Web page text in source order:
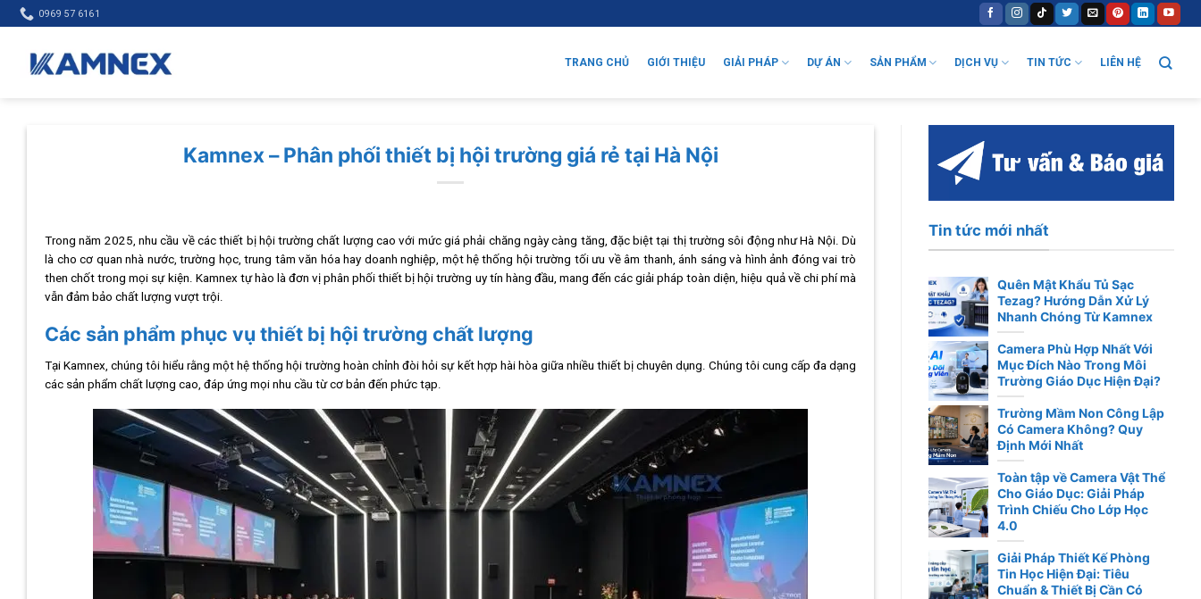
Skip
to
0969 57 6161
TRANG CHỦ GIỚI THIỆU GIẢI PHÁP DỰ ÁN SẢN PHẨM DỊCH VỤ TIN TỨC LIÊN HỆ
Kamnex – Phân phối thiết bị hội trường giá rẻ tại Hà Nội
Trong năm 2025, nhu cầu về các thiết bị hội trường chất lượng cao với mức giá phải chăng ngày càng tăng, đặc biệt tại thị trường sôi động như Hà Nội. Dù
là cho cơ quan nhà nước, trường học, trung tâm văn hóa hay doanh nghiệp, một hệ thống hội trường tối ưu về âm thanh, ánh sáng và hình ảnh đóng vai trò
then chốt trong mọi sự kiện. Kamnex tự hào là đơn vị phân phối thiết bị hội trường uy tín hàng đầu, mang đến các giải pháp toàn diện, hiệu quả về chi phí mà
vẫn đảm bảo chất lượng vượt trội.
Các sản phẩm phục vụ thiết bị hội trường chất lượng
Tại Kamnex, chúng tôi hiểu rằng một hệ thống hội trường hoàn chỉnh đòi hỏi sự kết hợp hài hòa giữa nhiều thiết bị chuyên dụng. Chúng tôi cung cấp đa dạng
các sản phẩm chất lượng cao, đáp ứng mọi nhu cầu từ cơ bản đến phức tạp.
Tin tức mới nhất
Quên Mật Khẩu Tủ Sạc
Tezag? Hướng Dẫn Xử Lý
Nhanh Chóng Từ Kamnex
Camera Phù Hợp Nhất Với
Mục Đích Nào Trong Môi
Trường Giáo Dục Hiện Đại?
Trường Mầm Non Công Lập
Có Camera Không? Quy
Định Mới Nhất
Toàn tập về Camera Vật Thể
Cho Giáo Dục: Giải Pháp
Trình Chiếu Cho Lớp Học
4.0
Giải Pháp Thiết Kế Phòng
Tin Học Hiện Đại: Tiêu
Chuẩn & Thiết Bị Cần Có